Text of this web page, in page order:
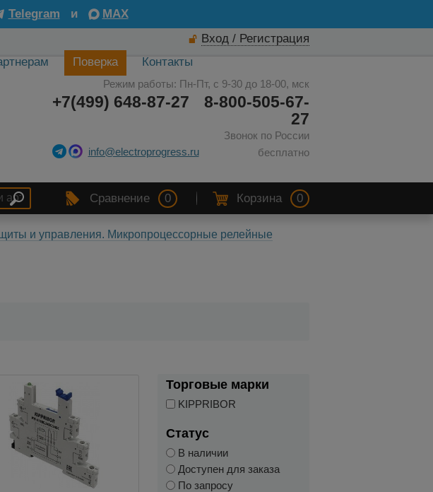
Telegram и
MAX
Вход / Регистрация
Поверка Контакты
Режим работы: Пн-Пт, с 9-30 до 18-00, мск
8-800-505-67-
27
Звонок по России
бесплатно
+7(499) 648-87-27
info@electroprogress.ru
Сравнение 0 Корзина 0
и управления. Микропроцессорные релейные
Торговые марки
KIPPRIBOR
Статус
В наличии
Доступен для заказа
По запросу